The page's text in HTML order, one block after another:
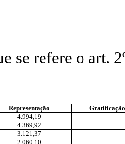
se
Representação
4.994,19
4.369,92
3.121,37
2.060,10